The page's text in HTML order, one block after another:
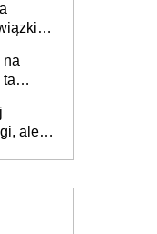
w
na
ta
ale